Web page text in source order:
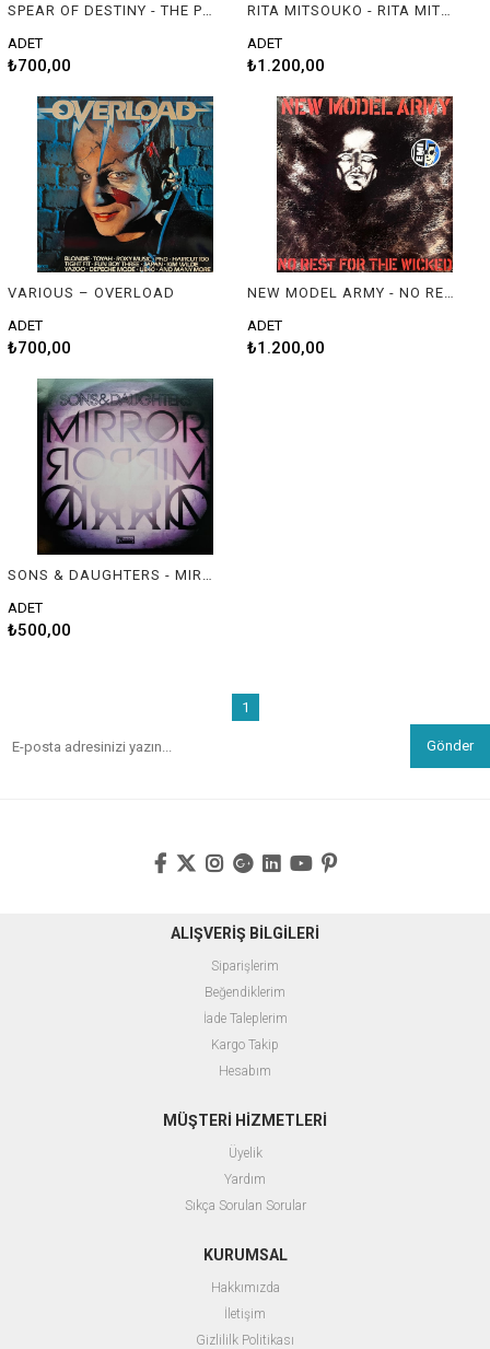
SPEAR OF DESTINY - THE PRICE YOU PAY
ADET
₺700,00
RITA MITSOUKO - RITA MITSOUKO
ADET
₺1.200,00
VARIOUS – OVERLOAD
ADET
₺700,00
NEW MODEL ARMY - NO REST FOR THE WICKED
ADET
₺1.200,00
SONS & DAUGHTERS - MIRROR MIRROR
ADET
₺500,00
1
Gönder
ALIŞVERİŞ BİLGİLERİ
Siparişlerim
Beğendiklerim
İade Taleplerim
Kargo Takip
Hesabım
MÜŞTERİ HİZMETLERİ
Üyelik
Yardım
Sıkça Sorulan Sorular
KURUMSAL
Hakkımızda
İletişim
Gizlililk Politikası